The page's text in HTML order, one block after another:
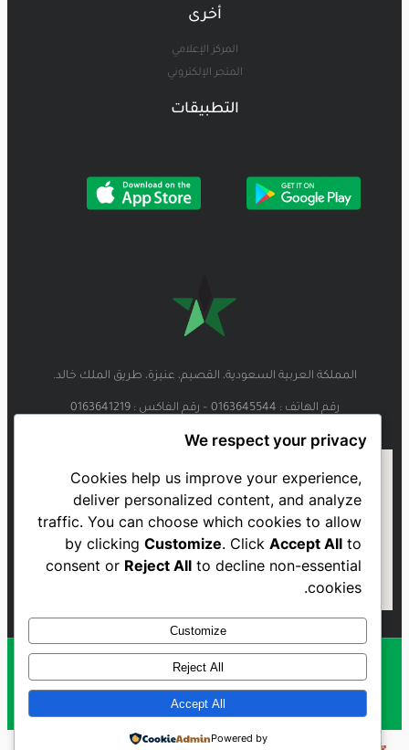
أخرى
المركز الإعلامي
المتجر الإلكتروني
التطبيقات
المملكة العربية السعودية، القصيم، عنيزة، طريق الملك خالد.
رقم الهاتف : 0163645544 – رقم الفاكس : 0163641219
Al Najmah FC - 2023
We respect your privacy
Cookies help us improve your experience,
deliver personalized content, and analyze
traffic. You can choose which cookies to allow
by clickingCustomize. ClickAccept All to
consent or Reject All to decline non-essential
cookies.
Customize
Reject All
Accept All
Powered by